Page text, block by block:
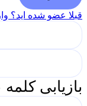
قبلا عضو شده اید؟
بازیابی